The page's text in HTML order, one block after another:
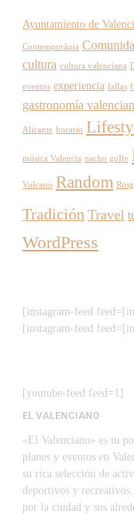
Ayuntamiento de
Contemporània
cultura cultura valenciana
eventos experiencia fallas
gastronomía
Alicante horario
música Valencia nacho golfe
Vulcano Random
Tradición Travel
WordPress
[instagram-feed
[instagram-feed
[youtube-feed feed=1]
EL VALENCIANO
«El Valenciano» es tu
planes y eventos en
su rica selección de
deportivos y
por la ciudad y sus